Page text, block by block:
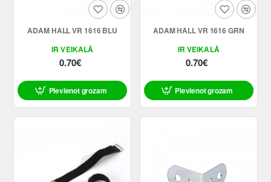
IR VEIKALĀ
ADAM HALL VR 1616 BLU
0.70€
Pievienot grozam
IR VEIKALĀ
ADAM HALL VR 1616 GRN
0.70€
Pievienot grozam